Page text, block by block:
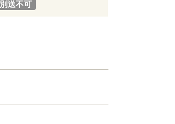
別送不可